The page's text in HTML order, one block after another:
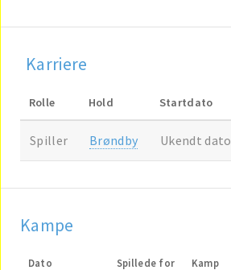
Karriere
Rolle Hold Startdato
Spiller Brøndby Ukendt dato
Kampe
Dato Spillede for Kamp